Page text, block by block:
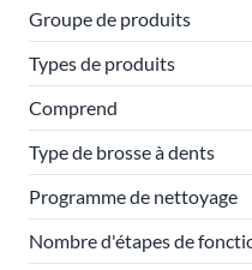
Groupe de produits
Types de produits
Comprend
Type de brosse à dents
Programme de nettoyage
Nombre d'étapes de